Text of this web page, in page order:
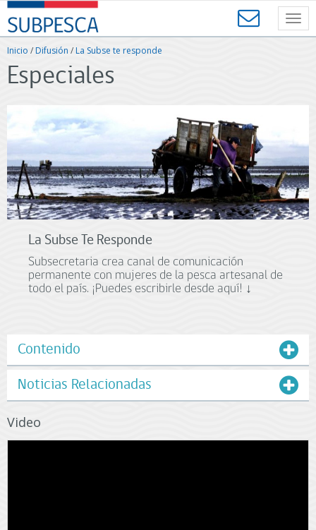
Contenido
principal
SUBPESCA
-
Subsecretaría
Pesca
y
Gobierno
de
Chile
Inicio /Difusión /La Subse te responde
Especiales
La Subse Te Responde
Subsecretaria crea canal de comunicación
permanente con mujeres de la pesca artesanal de
todo el país. ¡Puedes escribirle desde aquí! ↓
Contenido
Noticias Relacionadas
Video